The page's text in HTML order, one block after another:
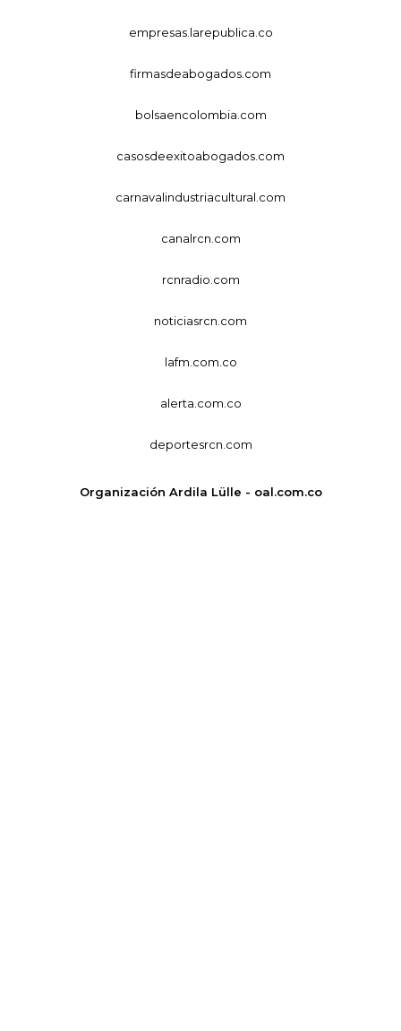
empresas.larepublica.co
firmasdeabogados.com
bolsaencolombia.com
casosdeexitoabogados.com
carnavalindustriacultural.com
canalrcn.com
rcnradio.com
noticiasrcn.com
lafm.com.co
alerta.com.co
deportesrcn.com
Organización Ardila Lülle - oal.com.co